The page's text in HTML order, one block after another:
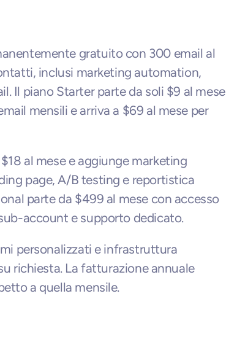
gratuito con 300 email al
inclusi marketing automation,
Il piano Starter parte da soli $9 al mese
mensili e arriva a $69 al mese per
al mese e aggiunge marketing
page, A/B testing e reportistica
parte da $499 al mese con accesso
account e supporto dedicato.
personalizzati e infrastruttura
richiesta. La fatturazione annuale
a quella mensile.